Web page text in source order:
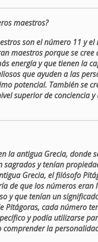
maestros?
son el número 11 y el
maestros porque se cree
energía y que tienen la
que ayuden a las
potencial. También se
superior de conciencia y
la antigua Grecia, donde
sagrados y tenían
Grecia, el filósofo
de que los números eran
y que tenían un
Pitágoras, cada número
y podía utilizarse
comprender la